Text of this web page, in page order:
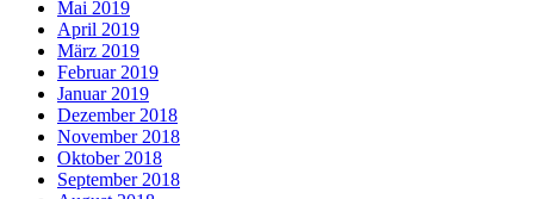
Mai 2019
April 2019
März 2019
Februar 2019
Januar 2019
Dezember 2018
November 2018
Oktober 2018
September 2018